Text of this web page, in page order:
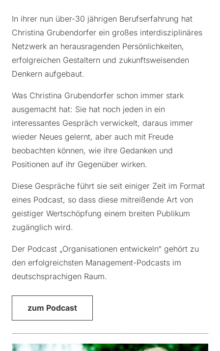
In ihrer nun über-30 jährigen Berufserfahrung hat
Christina Grubendorfer ein großes interdisziplinäres
Netzwerk an herausragenden Persönlichkeiten,
erfolgreichen Gestaltern und zukunftsweisenden
Denkern aufgebaut.
Was Christina Grubendorfer schon immer stark
ausgemacht hat: Sie hat noch jeden in ein
interessantes Gespräch verwickelt, daraus immer
wieder Neues gelernt, aber auch mit Freude
beobachten können, wie ihre Gedanken und
Positionen auf ihr Gegenüber wirken.
Diese Gespräche führt sie seit einiger Zeit im Format
eines Podcast, so dass diese mitreißende Art von
geistiger Wertschöpfung einem breiten Publikum
zugänglich wird.
Der Podcast „Organisationen entwickeln“ gehört zu
den erfolgreichsten Management-Podcasts im
deutschsprachigen Raum.
zum Podcast